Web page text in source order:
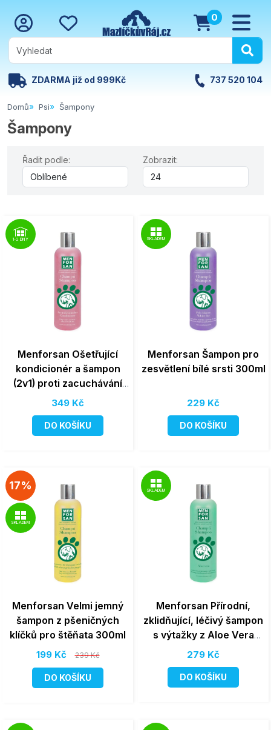
0
ZDARMA již od 999Kč 737 520 104
Domů Psi Šampony
Šampony
Řadit podle: Zobrazit:
1-2 DNY
Menforsan Ošetřující
kondicionér a šampon
(2v1) proti zacuchávání
srsti 1000ml
349 Kč
DO KOŠÍKU
SKLADEM
Menforsan Šampon pro
zesvětlení bílé srsti 300ml
229 Kč
DO KOŠÍKU
17%
SKLADEM
Menforsan Velmi jemný
šampon z pšeničných
klíčků pro štěňata 300ml
199 Kč 239 Kč
DO KOŠÍKU
SKLADEM
Menforsan Přírodní,
zklidňující, léčivý šampon
s výtažky z Aloe Vera
300ml
279 Kč
DO KOŠÍKU